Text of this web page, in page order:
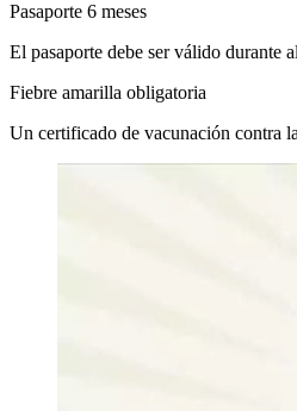
Pasaporte 6 meses
El pasaporte debe ser válido durante
Fiebre amarilla obligatoria
Un certificado de vacunación contra